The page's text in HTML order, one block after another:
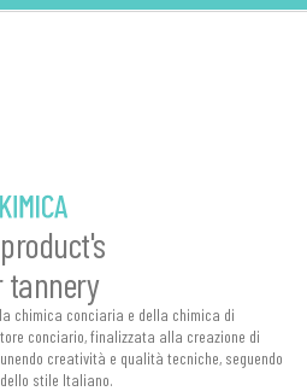
chimica conciaria e della chimica di
conciario, finalizzata alla creazione di
creatività e qualità tecniche, seguendo
stile Italiano.